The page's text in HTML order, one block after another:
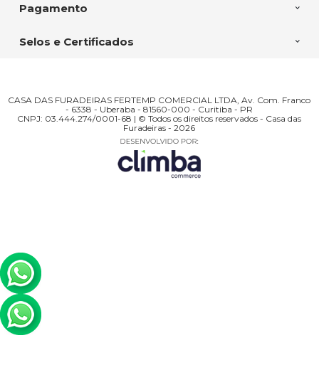
Pagamento
Selos e Certificados
CASA DAS FURADEIRAS FERTEMP COMERCIAL LTDA, Av. Com. Franco
- 6338 - Uberaba - 81560-000 - Curitiba - PR
CNPJ: 03.444.274/0001-68 | © Todos os direitos reservados - Casa das
Furadeiras - 2026